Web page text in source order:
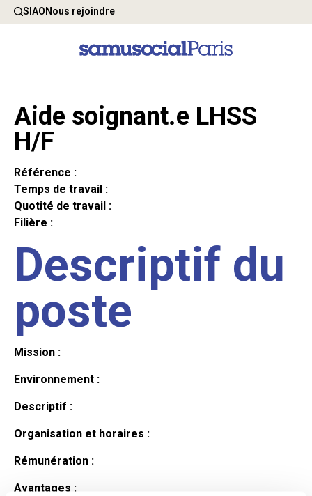
SIAONous rejoindre
Aide soignant.e LHSS
H/F
Référence :
Temps de travail :
Quotité de travail :
Filière :
Descriptif du
poste
Mission :
Environnement :
Descriptif :
Organisation et horaires :
Rémunération :
Avantages :